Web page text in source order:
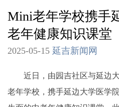
Mini老年学校携手
老年健康知识课堂
2025-05-15 延吉新闻网
近日，由园吉社区与延边大
老年学校，携手延边大学医学